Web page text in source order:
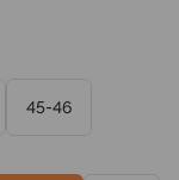
45-46